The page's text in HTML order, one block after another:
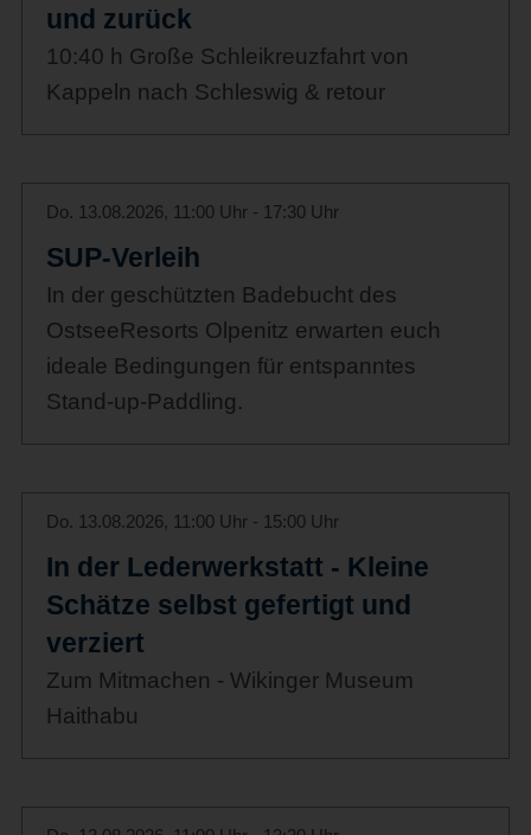
und zurück
10:40 h Große Schleikreuzfahrt von
Kappeln nach Schleswig & retour
Do. 13.08.2026, 11:00 Uhr - 17:30 Uhr
SUP-Verleih
In der geschützten Badebucht des
OstseeResorts Olpenitz erwarten euch
ideale Bedingungen für entspanntes
Stand-up-Paddling.
Do. 13.08.2026, 11:00 Uhr - 15:00 Uhr
In der Lederwerkstatt - Kleine
Schätze selbst gefertigt und
verziert
Zum Mitmachen - Wikinger Museum
Haithabu